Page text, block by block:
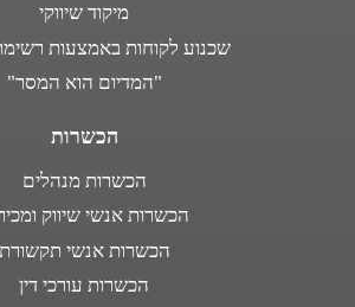
מיקוד שיווקי
שכנוע לקוחות באמצעות
"המדיום הוא המסר"
הכשרות
הכשרות מנהלים
הכשרות אנשי שיווק
הכשרות אנשי תקשורת
הכשרות עורכי דין